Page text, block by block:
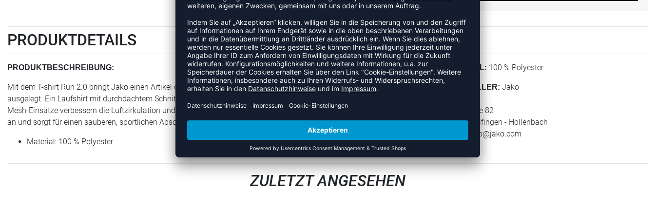
PRODUKTDETAILS
PRODUKTBESCHREIBUNG:
Mit dem T-shirt Run 2.0 bringt Jako einen Artikel der Kategorie Laufshirt an den Start. Dieses Modell ist speziell für Kinder
ausgelegt. Ein Laufshirt mit durchdachtem Schnitt, das Bewegungsfreiheit und Tragekomfort in den Mittelpunkt stellt.
Mesh-Einsätze verbessern die Luftzirkulation und unterstützen die Belüftung bei intensiver Belastung. Der Kragen sitzt eng
an und sorgt für einen sauberen, sportlichen Abschluss.
Material: 100 % Polyester
MATERIAL: 100 % Polyester
HERSTELLER: Jako
Amtstrasse 82
74673 Mulfingen - Hollenbach
info@jako.com
ZULETZT ANGESEHEN